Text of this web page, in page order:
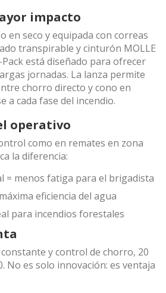
impacto
en seco y equipada con correas
transpirable y cinturón MOLLE
está diseñado para ofrecer
jornadas. La lanza permite
chorro directo y cono en
a cada fase del incendio.
operativo
como en remates en zona
la diferencia:
= menos fatiga para el brigadista
eficiencia del agua
para incendios forestales
y control de chorro, 20
No es solo innovación: es ventaja
Siempre activas
propias para recopilar
de mejorar nuestros servicios.
supone la aceptación de la
pudiendo, si así lo desea,
en su disco duro, aunque
que dicha acción podrá ocasionar
de la página web.
y análisis del
usuarios de este sitio web. La
mediante este tipo de cookies se
la actividad de la web para la
de navegación de los usuarios con
en función del análisis de los
los usuarios del servicio. Permiten
de preferencia del usuario para
servicios y para ofrecer una